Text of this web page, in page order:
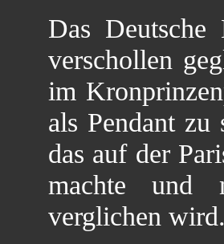
Das
verschollen
im
als Pendant zu
das auf der
machte und
verglichen wird.